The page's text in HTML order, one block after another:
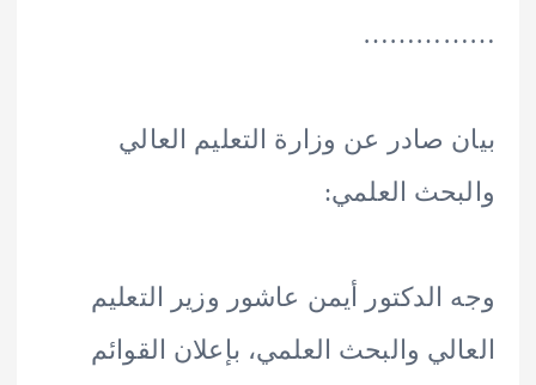
صادر عن وزارة التعليم العالي
العلمي:
أيمن عاشور وزير التعليم
والبحث العلمي، بإعلان القوائم